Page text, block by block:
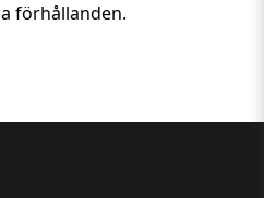
förhållanden.